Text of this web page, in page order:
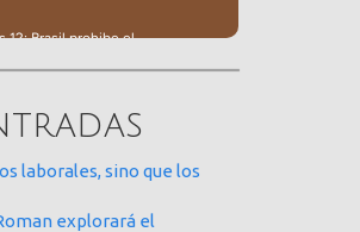
laborales, sino que los
explorará el